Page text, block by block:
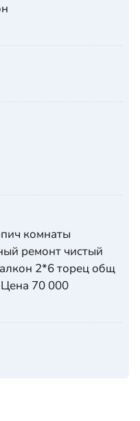
комнаты
ремонт чистый
2*6 торец общ
70 000